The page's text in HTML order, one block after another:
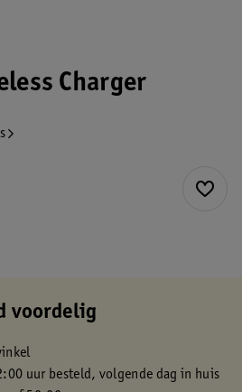
Charger
voordelig
uur besteld, volgende dag in huis